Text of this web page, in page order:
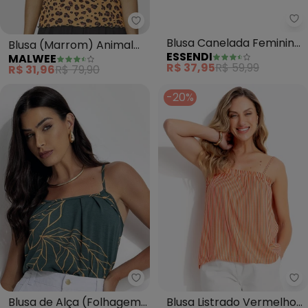
Malwee - Blusa (Marrom)
Blusa (Marrom) Animal
Print Canelada
MALWEE
R$ 31,96R$ 79,90
Blusa Canelada Feminina
Essencial (Cinza)
ESSENDI
R$ 37,95R$ 59,99
Quintess - Blusa de Alça
Blusa de Alça (Folhagem
-20%
Blusa Listrado Vermelho